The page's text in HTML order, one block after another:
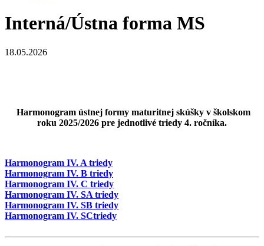
Interná/Ústna forma MS
18.05.2026
Harmonogram ústnej formy maturitnej skúšky v školskom
roku 2025/2026 pre jednotlivé triedy 4. ročníka.
Harmonogram IV. A triedy
Harmonogram IV. B triedy
Harmonogram IV. C triedy
Harmonogram IV. SA triedy
Harmonogram IV. SB triedy
Harmonogram IV. SCtriedy